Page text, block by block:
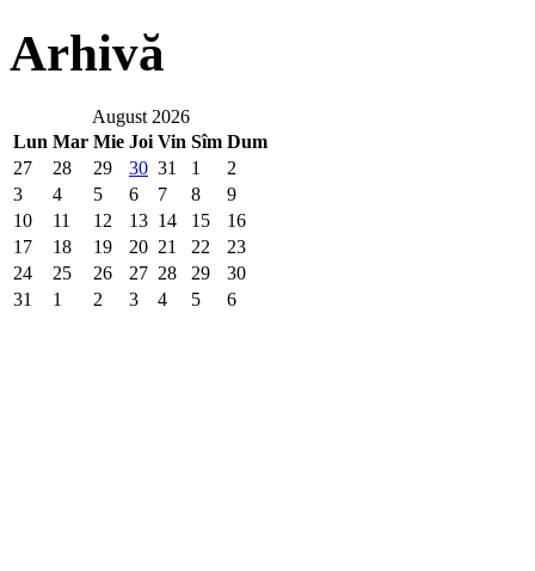
Arhivă
August 2026
Lun Mar Mie Joi Vin Sîm Dum
27
28 29 30 31 1
2
3
4 5 6 7 8
9
10
11 12 13 14 15
16
17
18 19 20 21 22
23
24
25 26 27 28 29
30
31
1 2 3 4 5 6